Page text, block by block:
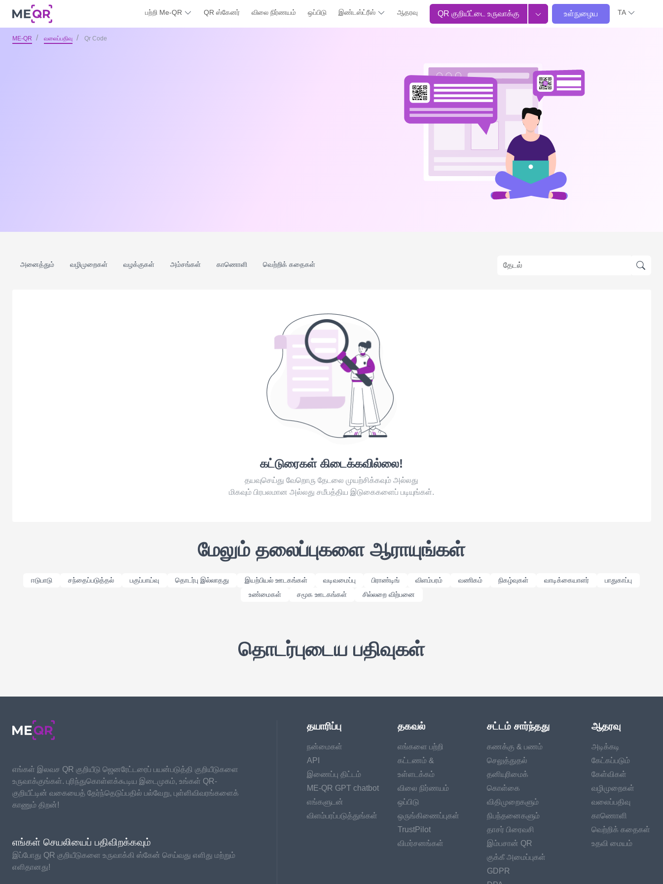
பற்றி Me-QR QR ஸ்கேனர் விலை நிர்ணயம் ஒப்பிடு இண்டஸ்ட்ரீஸ் ஆதரவு QR குறியீட்டை உருவாக்கு உள்நுழைய TA
ME-QR வலைப்பதிவு Qr Code
அனைத்தும் வழிமுறைகள் வழக்குகள் அம்சங்கள் காணொளி வெற்றிக் கதைகள்
கட்டுரைகள் கிடைக்கவில்லை!
தயவுசெய்து வேறொரு தேடலை முயற்சிக்கவும் அல்லது
மிகவும் பிரபலமான அல்லது சமீபத்திய இடுகைகளைப் படியுங்கள்.
மேலும் தலைப்புகளை ஆராயுங்கள்
ஈடுபாடு சந்தைப்படுத்தல் பகுப்பாய்வு தொடர்பு இல்லாதது இயற்பியல் ஊடகங்கள் வடிவமைப்பு பிராண்டிங் விளம்பரம் வணிகம் நிகழ்வுகள் வாடிக்கையாளர்
பாதுகாப்பு
உண்மைகள்
சமூக ஊடகங்கள் சில்லறை விற்பனை
தொடர்புடைய பதிவுகள்
எங்கள் இலவச QR குறியீடு ஜெனரேட்டரைப் பயன்படுத்தி குறியீடுகளை
உருவாக்குங்கள். புரிந்துகொள்ளக்கூடிய இடைமுகம், உங்கள் QR-
குறியீட்டின் வகையைத் தேர்ந்தெடுப்பதில் பல்வேறு, புள்ளிவிவரங்களைக்
காணும் திறன்!
எங்கள் செயலியைப் பதிவிறக்கவும்
இப்போது QR குறியீடுகளை உருவாக்கி ஸ்கேன் செய்வது எளிது மற்றும்
எளிதானது!
தயாரிப்பு
நன்மைகள்
API
இணைப்பு திட்டம்
ME-QR GPT chatbot
எங்களுடன்
விளம்பரப்படுத்துங்கள்
தகவல்
எங்களை பற்றி
கட்டணம் &
உள்ளடக்கம்
விலை நிர்ணயம்
ஒப்பிடு
ஒருங்கிணைப்புகள்
TrustPilot
விமர்சனங்கள்
சட்டம் சார்ந்தது
கணக்கு & பணம்
செலுத்துதல்
தனியுரிமைக்
கொள்கை
விதிமுறைகளும்
நிபந்தனைகளும்
தாசர் பிரைவசி
இம்பசான் QR
குக்கீ அமைப்புகள்
GDPR
ஆதரவு
அடிக்கடி
கேட்கப்படும்
கேள்விகள்
வழிமுறைகள்
வலைப்பதிவு
காணொளி
வெற்றிக் கதைகள்
உதவி மையம்